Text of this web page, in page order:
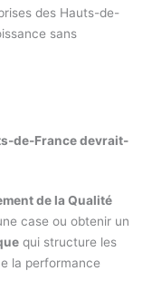
des Hauts-de-
sans
de-France devrait-
de la Qualité
case ou obtenir un
qui structure les
la performance